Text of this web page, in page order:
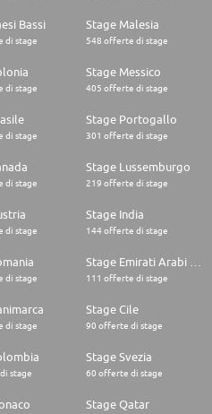
Bassi
di stage
Stage Malesia
548 offerte di stage
di stage
Stage Messico
405 offerte di stage
di stage
Stage Portogallo
301 offerte di stage
di stage
Stage Lussemburgo
219 offerte di stage
di stage
Stage India
144 offerte di stage
di stage 111 offerte di stage
di stage
Stage Cile
90 offerte di stage
stage
Stage Svezia
60 offerte di stage
Stage Qatar